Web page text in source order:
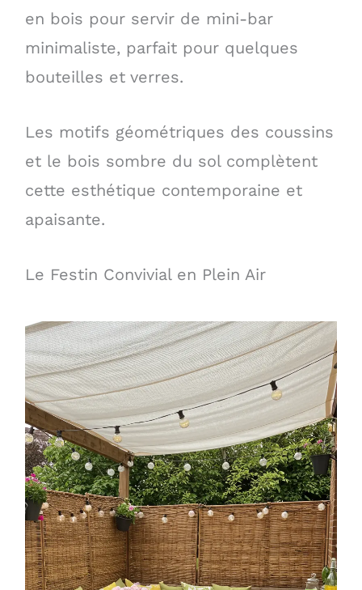
en bois pour servir de mini-bar
minimaliste, parfait pour quelques
bouteilles et verres.
Les motifs géométriques des coussins
et le bois sombre du sol complètent
cette esthétique contemporaine et
apaisante.
Le Festin Convivial en Plein Air